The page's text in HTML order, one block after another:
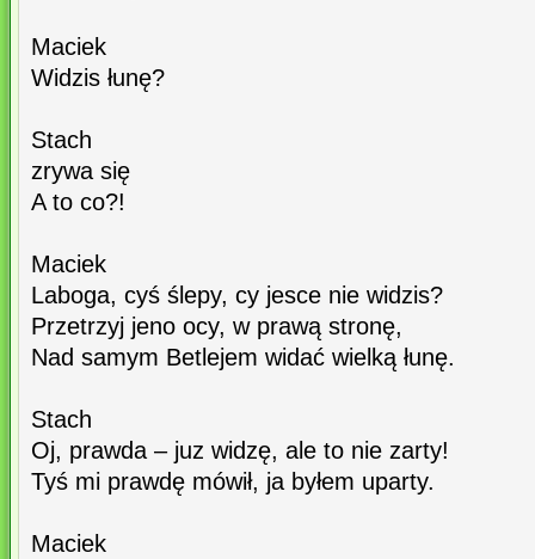
Maciek
Widzis łunę?
Stach
zrywa się
A to co?!
Maciek
Laboga, cyś ślepy, cy jesce nie widzis?
Przetrzyj jeno ocy, w prawą stronę,
Nad samym Betlejem widać wielką łunę.
Stach
Oj, prawda – juz widzę, ale to nie zarty!
Tyś mi prawdę mówił, ja byłem uparty.
Maciek